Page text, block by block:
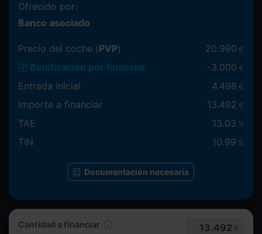
Cantidad a financiar 13.492 €
Ofrecido por:
Banco asociado
Precio del coche (PVP) 20.990 €
Bonificación por financiar -3.000 €
Entrada inicial 4.498 €
Importe a financiar 13.492 €
TAE 13.03 %
TIN 10.99 %
Documentación necesaria